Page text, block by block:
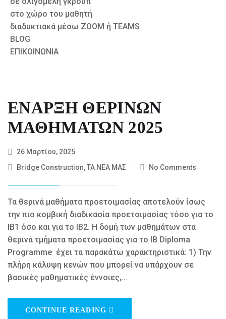
στο χώρο του μαθητή
διαδυκτιακά μέσω ZOOM ή TEAMS
BLOG
ΕΠΙΚΟΙΝΩΝΙΑ
ΕΝΑΡΞΗ ΘΕΡΙΝΩΝ
ΜΑΘΗΜΑΤΩΝ 2025
26 Μαρτίου, 2025
Bridge Construction,ΤΑ ΝΕΑ ΜΑΣ No Comments
Τα θερινά μαθήματα προετοιμασίας αποτελούν ίσως
την πιο κομβική διαδικασία προετοιμασίας τόσο για το
ΙΒ1 όσο και για το ΙΒ2. Η δομή των μαθημάτων στα
θερινά τμήματα προετοιμασίας για το IB Diploma
Programme έχει τα παρακάτω χαρακτηριστικά: 1) Την
πλήρη κάλυψη κενών που μπορεί να υπάρχουν σε
βασικές μαθηματικές έννοιες,…
CONTINUE READING